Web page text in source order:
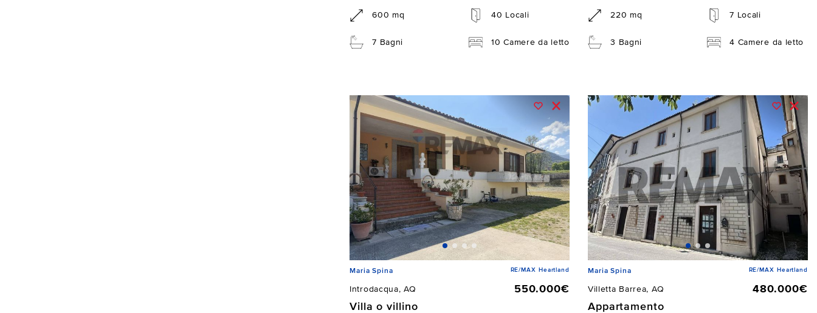
600 mq 40 Locali
7 Bagni 10 Camere da letto
220 mq 7 Locali
3 Bagni 4 Camere da letto
Maria Spina RE/MAX Heartland
Introdacqua, AQ
550.000€
Villa o villino
Maria Spina RE/MAX Heartland
Villetta Barrea, AQ
480.000€
Appartamento